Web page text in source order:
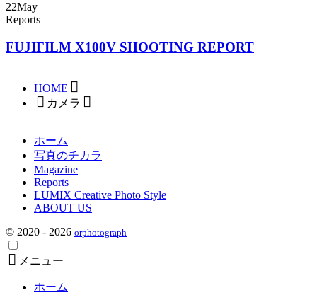
22May
Reports
FUJIFILM X100V SHOOTING REPORT
HOME
カメラ
ホーム
写真のチカラ
Magazine
Reports
LUMIX Creative Photo Style
ABOUT US
© 2020 - 2026 orphotograph
メニュー
ホーム